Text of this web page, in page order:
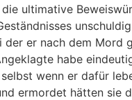
ultimative
der er nach dem Mord
habe
wenn er dafür
ermordet hätten sie